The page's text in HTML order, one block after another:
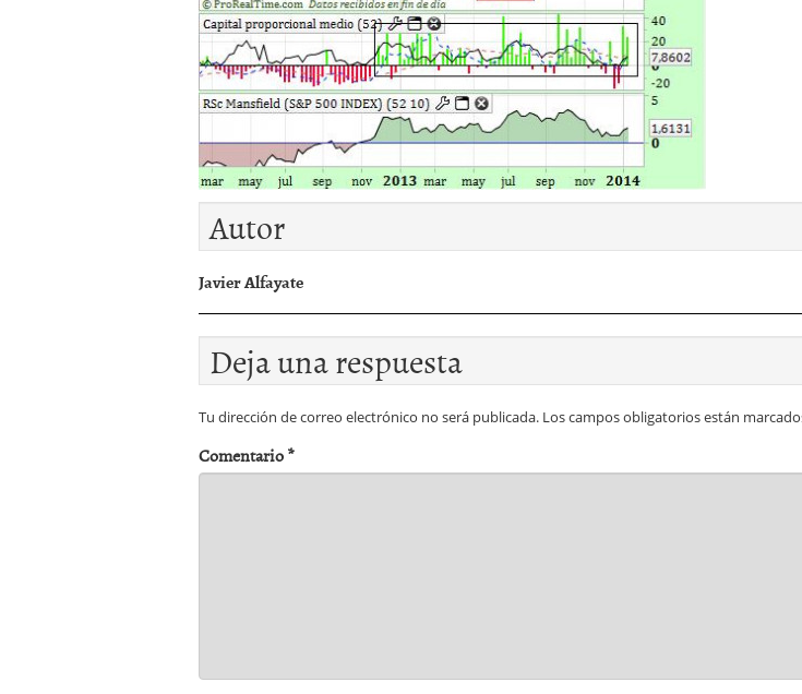
Autor
Javier Alfayate
Deja una respuesta
Tu dirección de correo electrónico no será publicada. Los campos obligatorios están
Comentario*